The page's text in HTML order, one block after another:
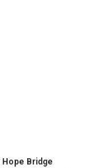
Hope Bridge